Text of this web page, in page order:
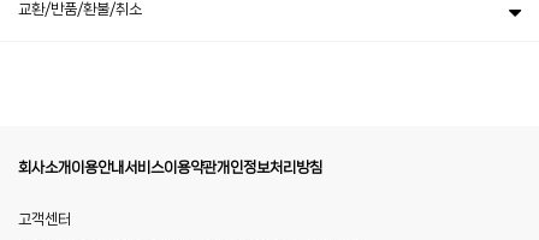
교환/반품/환불/취소
회사소개 이용안내서비스이용약관개인정보처리방침
고객센터